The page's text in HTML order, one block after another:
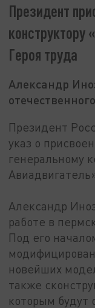
Президент
конструктору
Героя труда
Александр
Президент
указ о
генеральному
Александр
работе в
Под его
новейших
также
которым будут